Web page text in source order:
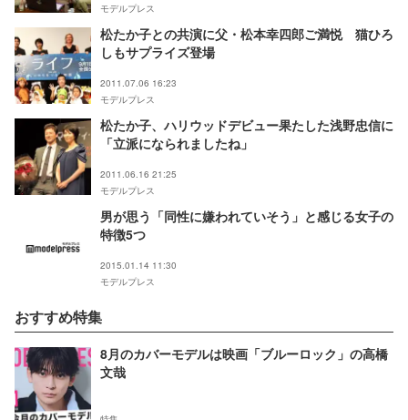
モデルプレス
松たか子との共演に父・松本幸四郎ご満悦 猫ひろ
しもサプライズ登場
2011.07.06 16:23
モデルプレス
松たか子、ハリウッドデビュー果たした浅野忠信に
「立派になられましたね」
2011.06.16 21:25
モデルプレス
男が思う「同性に嫌われていそう」と感じる女子の
特徴5つ
2015.01.14 11:30
モデルプレス
おすすめ特集
8月のカバーモデルは映画「ブルーロック」の高橋
文哉